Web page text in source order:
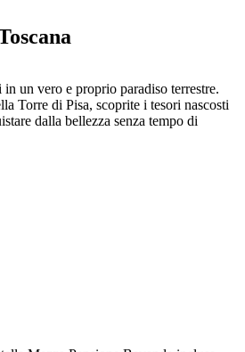
in un vero e proprio paradiso terrestre.
Torre di Pisa, scoprite i tesori nascosti
dalla bellezza senza tempo di